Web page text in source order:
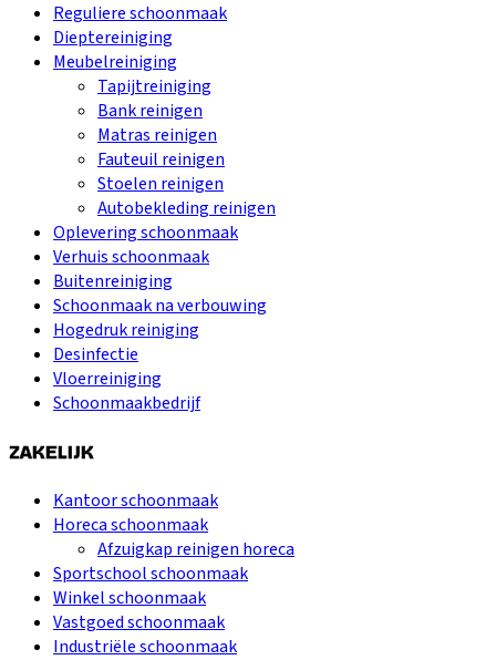
Reguliere schoonmaak
Dieptereiniging
Meubelreiniging
Tapijtreiniging
Bank reinigen
Matras reinigen
Fauteuil reinigen
Stoelen reinigen
Autobekleding reinigen
Oplevering schoonmaak
Verhuis schoonmaak
Buitenreiniging
Schoonmaak na verbouwing
Hogedruk reiniging
Desinfectie
Vloerreiniging
Schoonmaakbedrijf
ZAKELIJK
Kantoor schoonmaak
Horeca schoonmaak
Afzuigkap reinigen horeca
Sportschool schoonmaak
Winkel schoonmaak
Vastgoed schoonmaak
Industriële schoonmaak